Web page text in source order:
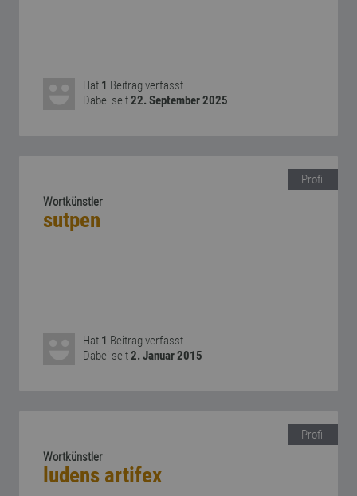
Hat 1 Beitrag verfasst
Dabei seit22. September 2025
Profil
Wortkünstler
sutpen
Hat 1 Beitrag verfasst
Dabei seit2. Januar 2015
Profil
Wortkünstler
ludens artifex